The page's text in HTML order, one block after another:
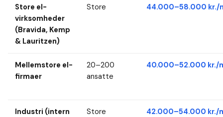
Store el-
virksomheder
(Bravida, Kemp
& Lauritzen)
Store 44.000–58.000 kr./
Mellemstore el-
firmaer
20–200
ansatte
40.000–52.000 kr./
Industri (intern
Store
42.000–54.000 kr./